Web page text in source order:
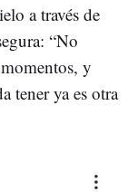
a través de
“No
y
tener ya es otra